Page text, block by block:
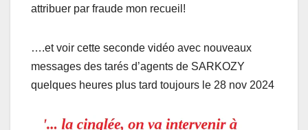
attribuer par fraude mon recueil!
….et voir cette seconde vidéo avec nouveaux
messages des tarés d’agents de SARKOZY
quelques heures plus tard toujours le 28 nov 2024